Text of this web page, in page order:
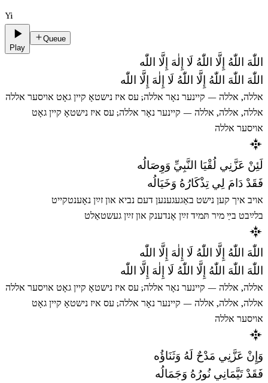
Yi
Play
Queue
اللّٰهَ اللّٰهُ إِلَّا اللّٰهُ لَا إِلٰهَ إِلَّا اللّٰه
اللّٰهَ اللّٰهَ اللّٰهُ إِلَّا اللّٰهُ لَا إِلٰهَ إِلَّا اللّٰه
אללה, אללה — קיינער נאָר אללה; עס איז נישטאָ קיין גאָט אויסער אללה
אללה, אללה, אללה — קיינער נאָר אללה; עס איז נישטאָ קיין גאָט
אויסער אללה
لَئِنْ عَزَّنِي لُقْيَا النَّبِيِّ وَوِصَالُه
فَقَدْ دَامَ لِي تِذْكَارُهُ وَخَيَالُه
אויב איך קען נישט באַגעגענען דעם נביא און זײַן נאָענטקייט
בלײַבט בײַ מיר תּמיד זײַן אָנדענק און זײַן געשטאַלט
اللّٰهَ اللّٰهُ إِلَّا اللّٰهُ لَا إِلٰهَ إِلَّا اللّٰه
اللّٰهَ اللّٰهَ اللّٰهُ إِلَّا اللّٰهُ لَا إِلٰهَ إِلَّا اللّٰه
אללה, אללה — קיינער נאָר אללה; עס איז נישטאָ קיין גאָט אויסער אללה
אללה, אללה, אללה — קיינער נאָר אללה; עס איז נישטאָ קיין גאָט
אויסער אללה
وَإِنْ عَزَّنِي مَدْحٌ لَهُ وَثَنَاؤُه
فَقَدْ تَيَّمَانِي نُورُهُ وَجَمَالُه